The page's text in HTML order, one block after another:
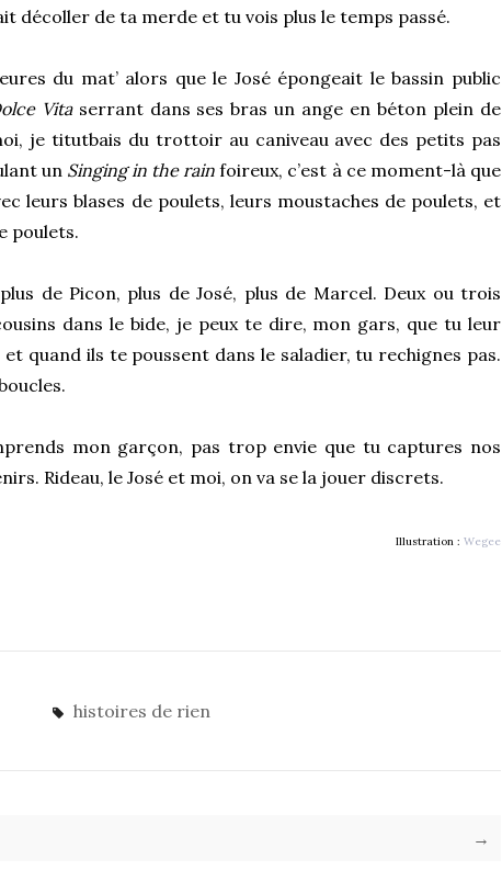
décoller de ta merde et tu vois plus le temps passé.
du mat’ alors que le José épongeait le bassin public
Vitaserrant dans ses bras un ange en béton plein de
je titutbais du trottoir au caniveau avec des petits pas
un Singing in the rain foireux, c’est à ce moment-là que
leurs blases de poulets, leurs moustaches de poulets, et
poulets.
de Picon, plus de José, plus de Marcel. Deux ou trois
dans le bide, je peux te dire, mon gars, que tu leur
quand ils te poussent dans le saladier, tu rechignes pas.
mon garçon, pas trop envie que tu captures nos
Rideau, le José et moi, on va se la jouer discrets.
Illustration : Wegee
histoires de rien
→